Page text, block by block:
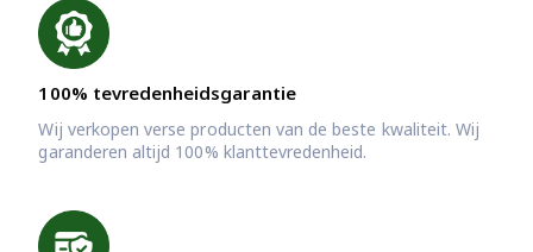
100% tevredenheidsgarantie
Wij verkopen verse producten van de beste kwaliteit. Wij
garanderen altijd 100% klanttevredenheid.